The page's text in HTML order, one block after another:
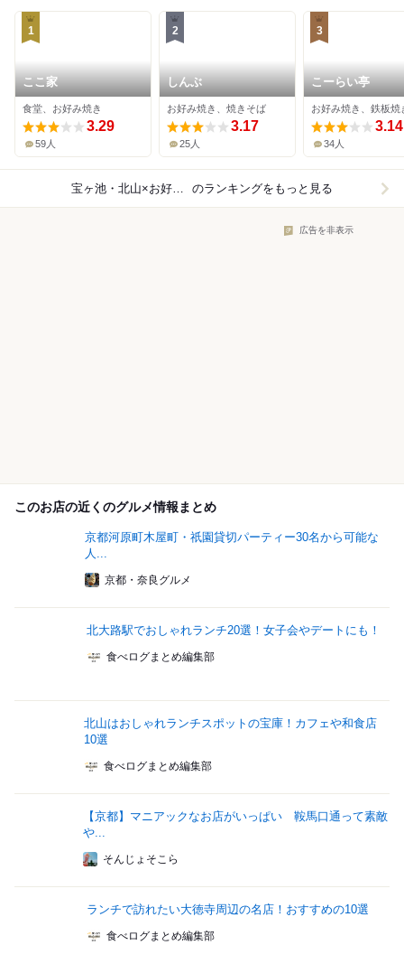
1
ここ家
食堂、お好み焼き
3.29
59人
2
しんぶ
お好み焼き、焼きそば
3.17
25人
3
こーらい亭
お好み焼き、鉄板焼
3.14
34人
宝ヶ池・北山×お好み焼き のランキングをもっと見る
広告を非表示
このお店の近くのグルメ情報まとめ
京都河原町木屋町・祇園貸切パーティー30名から可能な
人...
京都・奈良グルメ
北大路駅でおしゃれランチ20選！女子会やデートにも！
食べログまとめ編集部
北山はおしゃれランチスポットの宝庫！カフェや和食店
10選
食べログまとめ編集部
【京都】マニアックなお店がいっぱい 鞍馬口通って素敵
や...
そんじょそこら
ランチで訪れたい大徳寺周辺の名店！おすすめの10選
食べログまとめ編集部